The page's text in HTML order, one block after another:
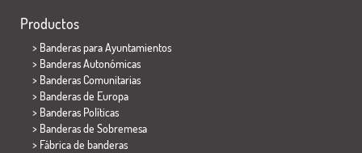
Productos
> Banderas para Ayuntamientos
> Banderas Autonómicas
> Banderas Comunitarias
> Banderas de Europa
> Banderas Políticas
> Banderas de Sobremesa
> Fábrica de banderas